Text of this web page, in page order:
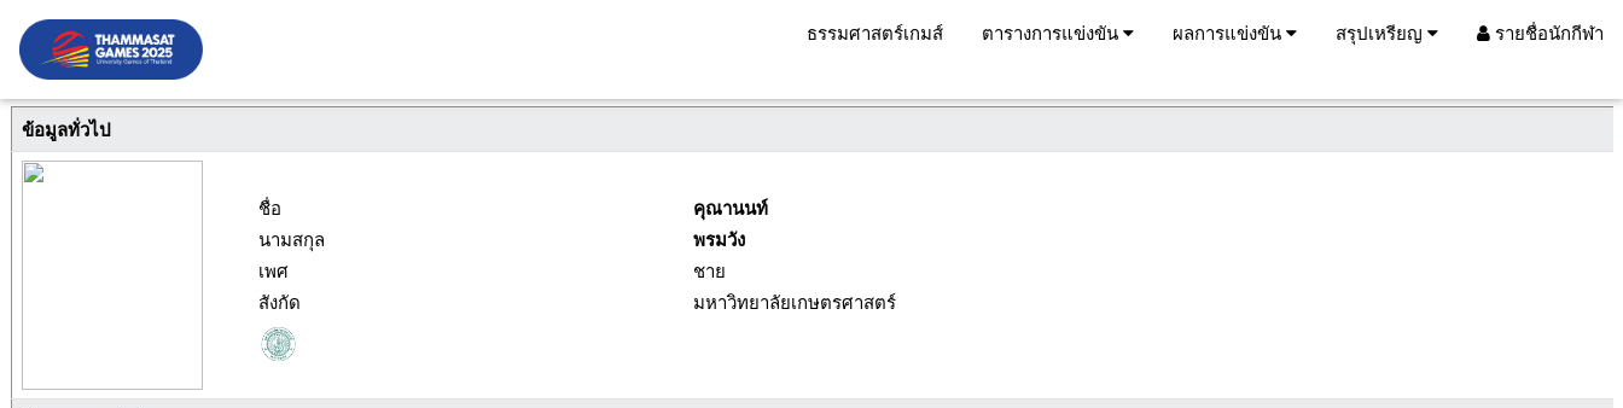
ธรรมศาสตร์เกมส์ ตารางการแข่งขัน ผลการแข่งขัน สรุปเหรียญ รายชื่อนักกีฬา
ข้อมูลทั่วไป
ชื่อ
คุณานนท์
นามสกุล
พรมวัง
เพศ
ชาย
สังกัด
มหาวิทยาลัยเกษตรศาสตร์